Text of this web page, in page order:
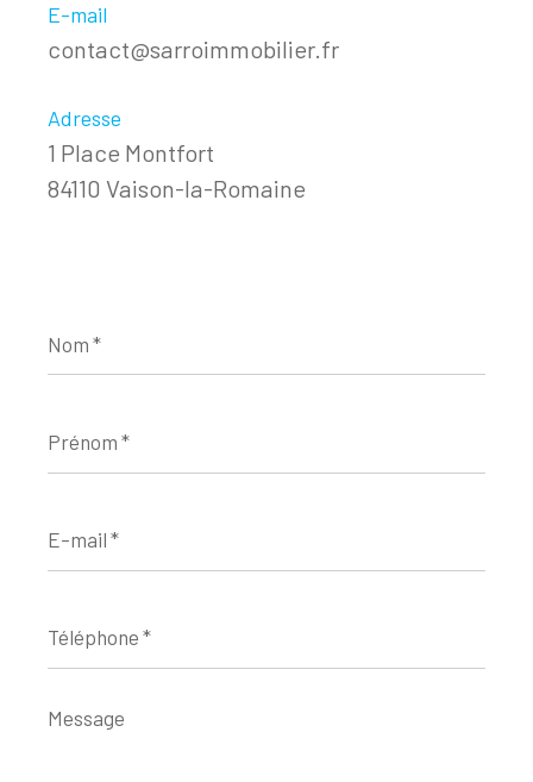
E-mail
contact@sarroimmobilier.fr
Adresse
1 Place Montfort
84110 Vaison-la-Romaine
*
*
mail
*
*
Message
*